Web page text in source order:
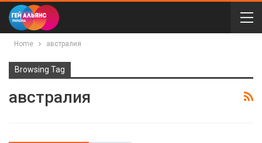
Home австралия
Browsing Tag
австралия